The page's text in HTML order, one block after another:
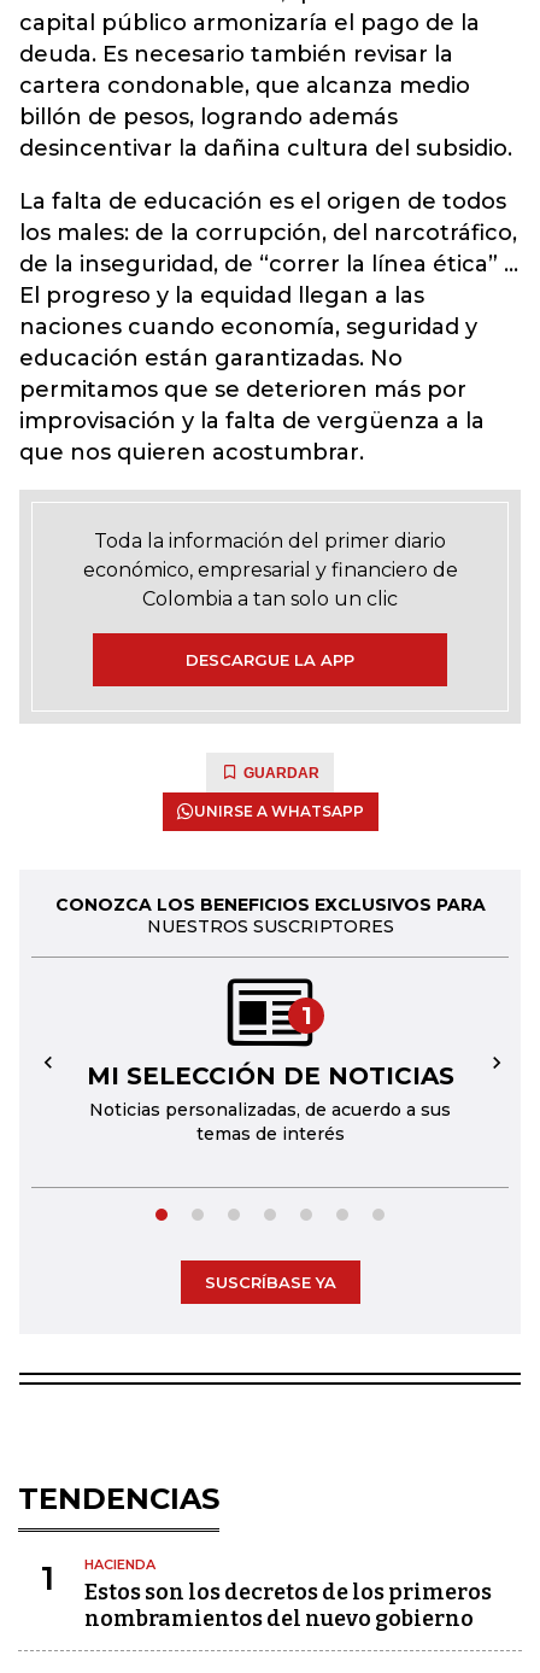
capital público armonizaría el pago de la
deuda. Es necesario también revisar la
cartera condonable, que alcanza medio
billón de pesos, logrando además
desincentivar la dañina cultura del subsidio.
La falta de educación es el origen de todos
los males: de la corrupción, del narcotráfico,
de la inseguridad, de “correr la línea ética” …
El progreso y la equidad llegan a las
naciones cuando economía, seguridad y
educación están garantizadas. No
permitamos que se deterioren más por
improvisación y la falta de vergüenza a la
que nos quieren acostumbrar.
Toda la información del primer diario
económico, empresarial y financiero de
Colombia a tan solo un clic
DESCARGUE LA APP
GUARDAR
UNIRSE A WHATSAPP
CONOZCA LOS BENEFICIOS EXCLUSIVOS PARA
NUESTROS SUSCRIPTORES
1
MI SELECCIÓN DE NOTICIAS
Noticias personalizadas, de acuerdo a sus
temas de interés
← →
SUSCRÍBASE YA
TENDENCIAS
1 HACIENDA
Estos son los decretos de los primeros
nombramientos del nuevo gobierno